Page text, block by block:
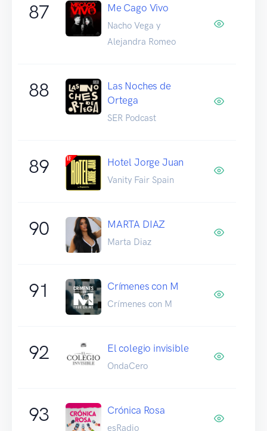
87 Me Cago Vivo
Nacho Vega y
Alejandra Romeo
88
Las Noches de
Ortega
SER Podcast
89 Hotel Jorge Juan
Vanity Fair Spain
90 MARTA DIAZ
Marta Diaz
91 Crímenes con M
Crímenes con M
92 El colegio invisible
OndaCero
93 Crónica Rosa
esRadio